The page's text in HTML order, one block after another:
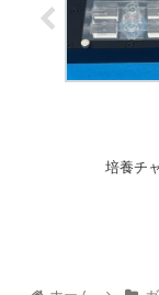
培養チ